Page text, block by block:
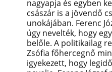
nagyapja és egyben
császár is a jövendő
unokájában. Ferenc
úgy nevelték, hogy
belőle. A politikailag
Zsófia főhercegnő
igyekezett, hogy